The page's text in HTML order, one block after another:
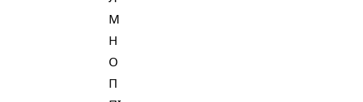
М
Н
О
П